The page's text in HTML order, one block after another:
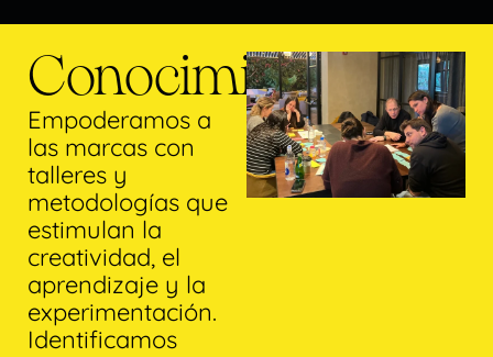
Conocimiento
Empoderamos a
las marcas con
talleres y
metodologías que
estimulan la
creatividad, el
aprendizaje y la
experimentación.
Identificamos